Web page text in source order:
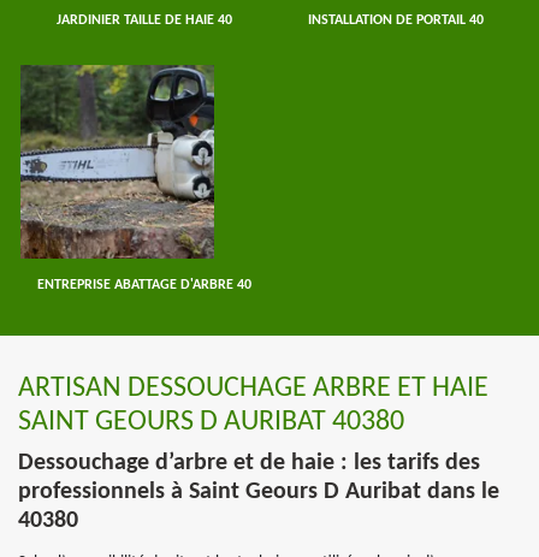
JARDINIER TAILLE DE HAIE 40 INSTALLATION DE PORTAIL 40
ENTREPRISE ABATTAGE D'ARBRE 40
ARTISAN DESSOUCHAGE ARBRE ET HAIE
SAINT GEOURS D AURIBAT 40380
Dessouchage d’arbre et de haie : les tarifs des
professionnels à Saint Geours D Auribat dans le
40380